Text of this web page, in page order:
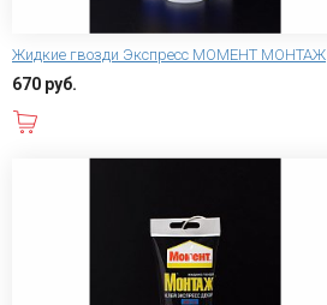
Жидкие гвозди Экспресс МОМЕНТ МОНТАЖ
670 руб.